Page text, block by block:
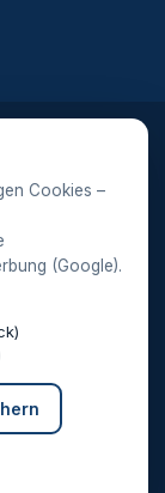
werden in
Bei einem
– für Sie
Cookies –
(Google).